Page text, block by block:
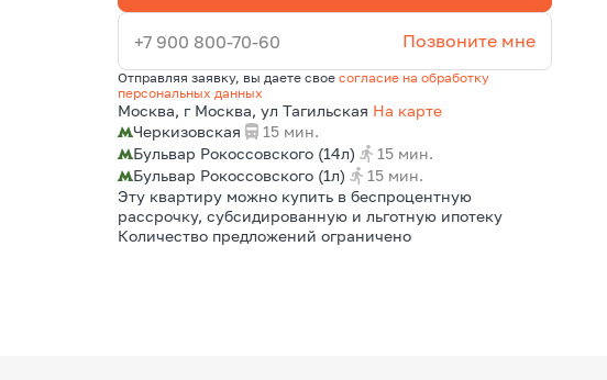
+7 900 800-70-60 Позвоните мне
Отправляя заявку, вы даете своесогласие на обработку
персональных данных
Москва, г Москва, ул Тагильская На карте
Черкизовская
15 мин.
Бульвар Рокоссовского (14л)
15 мин.
Бульвар Рокоссовского (1л)
15 мин.
Эту квартиру можно купить в беспроцентную
рассрочку, субсидированную и льготную ипотеку
Количество предложений ограничено